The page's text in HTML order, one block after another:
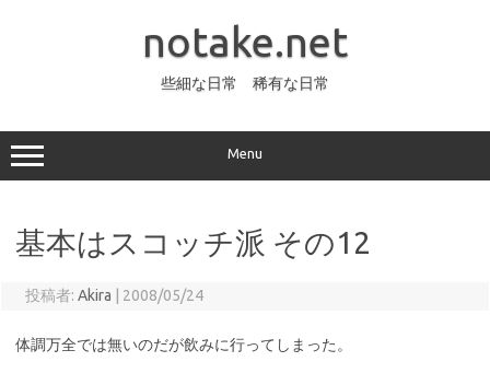
ッ
プ
notake.net
些細な日常 稀有な日常
Menu
基本はスコッチ派 その12
投稿者: Akira 2008/05/24
体調万全では無いのだが飲みに行ってしまった。